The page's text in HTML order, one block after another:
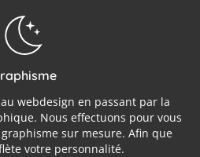
webdesign en passant par la
Nous effectuons pour vous
sur mesure. Afin que
votre personnalité.